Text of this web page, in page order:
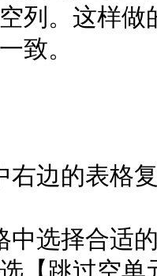
列。这样
致。
右边的表格
中选择合适